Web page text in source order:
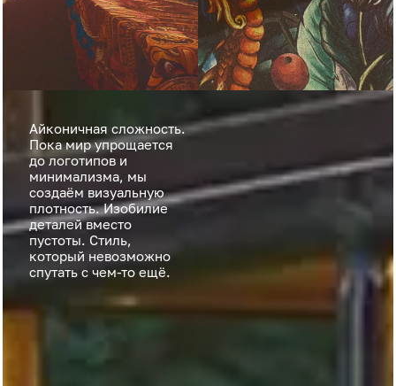
Айконичная сложность.
Пока мир упрощается
до логотипов и
минимализма, мы
создаём визуальную
плотность. Изобилие
деталей вместо
пустоты. Стиль,
который невозможно
спутать с чем-то ещё.